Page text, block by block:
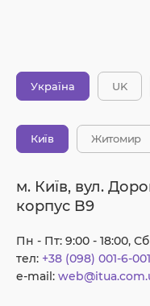
Україна UK
Київ Житомир
м. Київ, вул.
корпус B9
Пн - Пт: 9:00 - 18:00,
тел: +38 (098) 001-6-001
e-mail: